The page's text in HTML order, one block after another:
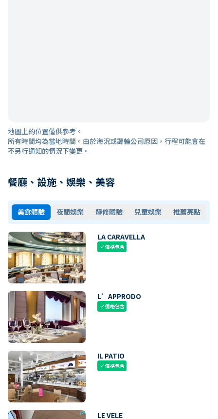
地圖上的位置僅供參考。
所有時間均為當地時間。由於海況或郵輪公司原因，行程可能會在
不另行通知的情況下變更。
餐廳、設施、娛樂、美容
美食體驗 夜間娛樂 靜修體驗 兒童娛樂 推薦亮點
LA CARAVELLA
check價格包含
L’APPRODO
check價格包含
IL PATIO
check價格包含
LE VELE